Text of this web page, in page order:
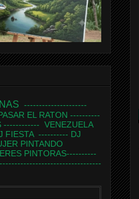
---------------------
EL RATON ----------
------------ VENEZUELA
FIESTA---------- DJ
PINTANDO
PINTORAS----------